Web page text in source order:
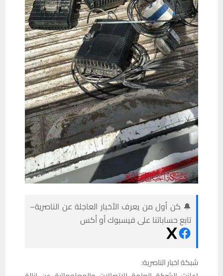
🔔 كن أول من يعرف الأخبار العاجلة عن الناصرية–
تابع حساباتنا على فيسبوك أو أكس
شبكة اخبار الناصرية: